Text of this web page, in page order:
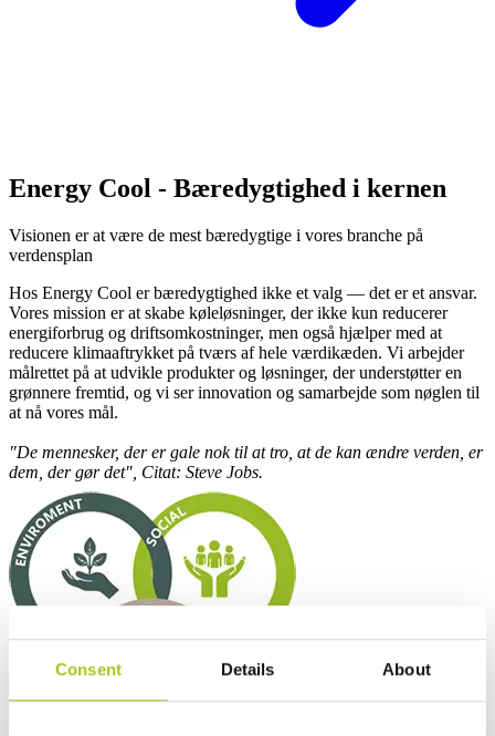
Consent Details About
Energy Cool - Bæredygtighed i kernen
Visionen er at være de mest bæredygtige i vores branche på
verdensplan
Hos Energy Cool er bæredygtighed ikke et valg — det er et ansvar.
Vores mission er at skabe køleløsninger, der ikke kun reducerer
energiforbrug og driftsomkostninger, men også hjælper med at
reducere klimaaftrykket på tværs af hele værdikæden. Vi arbejder
målrettet på at udvikle produkter og løsninger, der understøtter en
grønnere fremtid, og vi ser innovation og samarbejde som nøglen til
at nå vores mål.
"De mennesker, der er gale nok til at tro, at de kan ændre verden, er
dem, der gør det", Citat: Steve Jobs.